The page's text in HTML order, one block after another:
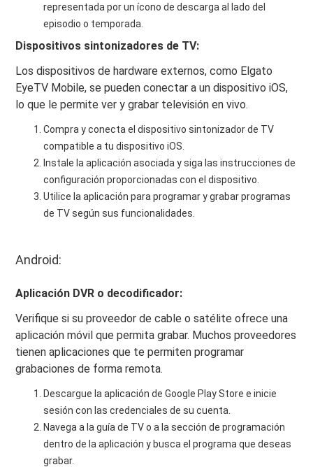
representada por un ícono de descarga al lado del
episodio o temporada.
Dispositivos sintonizadores de TV:
Los dispositivos de hardware externos, como Elgato
EyeTV Mobile, se pueden conectar a un dispositivo iOS,
lo que le permite ver y grabar televisión en vivo.
Compra y conecta el dispositivo sintonizador de TV
compatible a tu dispositivo iOS.
Instale la aplicación asociada y siga las instrucciones de
configuración proporcionadas con el dispositivo.
Utilice la aplicación para programar y grabar programas
de TV según sus funcionalidades.
Android:
Aplicación DVR o decodificador:
Verifique si su proveedor de cable o satélite ofrece una
aplicación móvil que permita grabar. Muchos proveedores
tienen aplicaciones que te permiten programar
grabaciones de forma remota.
Descargue la aplicación de Google Play Store e inicie
sesión con las credenciales de su cuenta.
Navega a la guía de TV o a la sección de programación
dentro de la aplicación y busca el programa que deseas
grabar.